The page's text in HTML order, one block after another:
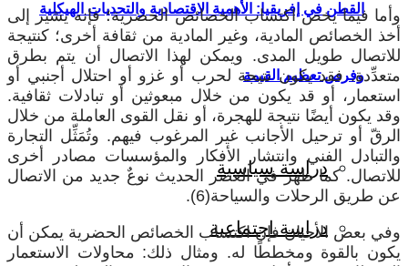
القطن في إفريقيا: الأهمية الاقتصادية والتحديات الهيكلية
وفرص تعظيم القيمة
دراسة سياسية
دراسة اجتماعية
وأما فيما يخص اكتساب الخصائص الحضرية؛ فإنه يشير إلى
أخذ الخصائص المادية، وغير المادية من ثقافة أخرى؛ كنتيجة
للاتصال طويل المدى. ويمكن لهذا الاتصال أن يتم بطرق
متعدِّدة. فقد يكون نتيجة لحرب أو غزو أو احتلال أجنبي أو
استعمار، أو قد يكون من خلال مبعوثين أو تبادلات ثقافية.
وقد يكون أيضًا نتيجة للهجرة، أو نقل القوى العاملة من خلال
الرقّ أو ترحيل الأجانب غير المرغوب فيهم. وتُمَثِّل التجارة
والتبادل الفني وانتشار الأفكار والمؤسسات مصادر أخرى
للاتصال. كما ظهر في العصر الحديث نوعٌ جديد من الاتصال
عن طريق الرحلات والسياحة(6).
وفي بعض الأحيان فإن اكتساب الخصائص الحضرية يمكن أن
يكون بالقوة ومخططًا له. ومثال ذلك: محاولات الاستعمار